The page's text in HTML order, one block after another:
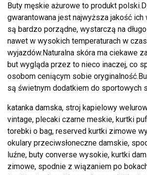
Buty męskie ażurowe to produkt
gwarantowana jest najwyższa jakość ich
są bardzo porządne, wystarczą na
nawet w wysokich temperaturach w
wyjazdów.Naturalna skóra ma ciekawe
but wygląda przez to nieco inaczej, co
osobom ceniącym sobie
są świetnym dodatkiem do sportowych
katanka damska, stroj kapielowy
vintage, plecaki czarne meskie, kurtki
torebki o bag, reserved kurtki zimowe
okulary przeciwsłoneczne damskie,
luźne, buty converse wysokie, kurtki
zimowe, spodnie z wiązaniem po